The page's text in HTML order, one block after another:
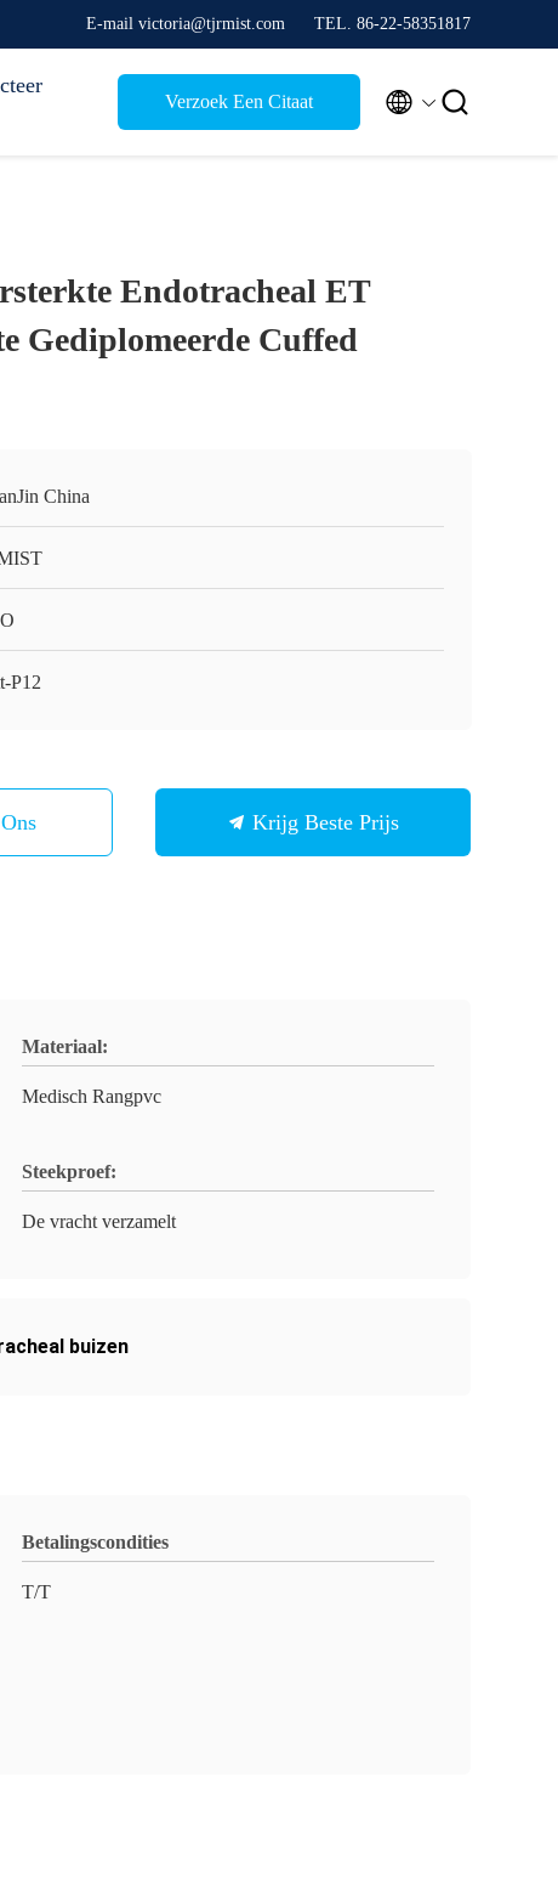
E-mail victoria@tjrmist.com TEL. 86-22-58351817
Verzoek Een Citaat  
Endotracheal ET
Gediplomeerde Cuffed
China
P12
Krijg Beste Prijs
Materiaal:
Medisch Rangpvc
Steekproef:
De vracht verzamelt
buizen
Betalingscondities
T/T